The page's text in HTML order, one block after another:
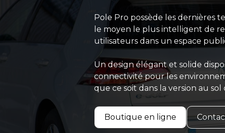
Pole Pro possède les dernières
le moyen le plus intelligent de
utilisateurs dans un espace
Un design élégant et solide
connectivité pour les
que ce soit dans la version au
Boutique en ligne